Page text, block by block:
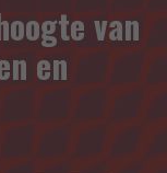
van
en